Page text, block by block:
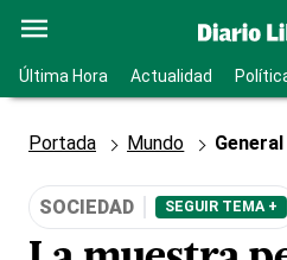
Última Hora Actualidad
Portada Mundo General
SOCIEDAD SEGUIR TEMA +